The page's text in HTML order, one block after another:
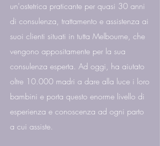
un'ostetrica praticante per quasi 30 anni
di consulenza, trattamento e assistenza ai
suoi clienti situati in tutta Melbourne, che
vengono appositamente per la sua
consulenza esperta. Ad oggi, ha aiutato
oltre 10.000 madri a dare alla luce i loro
bambini e porta questo enorme livello di
esperienza e conoscenza ad ogni parto
a cui assiste.